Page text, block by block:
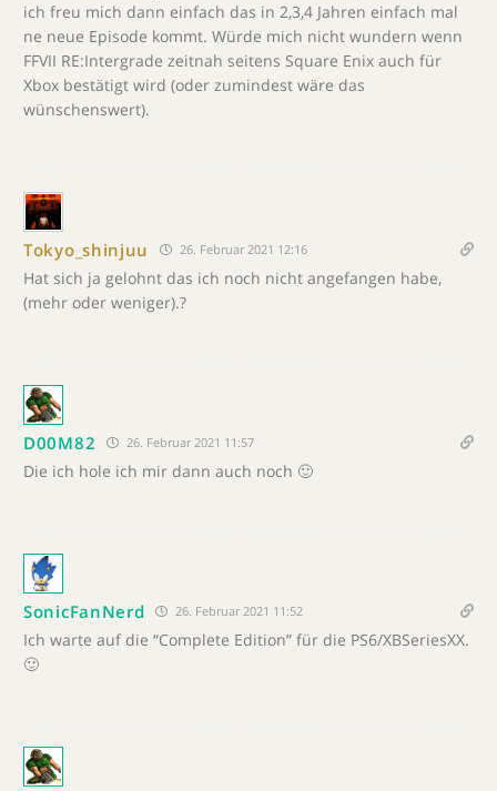
ich freu mich dann einfach das in 2,3,4 Jahren einfach mal
ne neue Episode kommt. Würde mich nicht wundern wenn
FFVII RE:Intergrade zeitnah seitens Square Enix auch für
Xbox bestätigt wird (oder zumindest wäre das
wünschenswert).
Tokyo_shinjuu 26. Februar 2021 12:16
Hat sich ja gelohnt das ich noch nicht angefangen habe,
(mehr oder weniger).?
D00M82 26. Februar 2021 11:57
Die ich hole ich mir dann auch noch 🙂
SonicFanNerd 26. Februar 2021 11:52
Ich warte auf die “Complete Edition” für die PS6/XBSeriesXX.
🙂